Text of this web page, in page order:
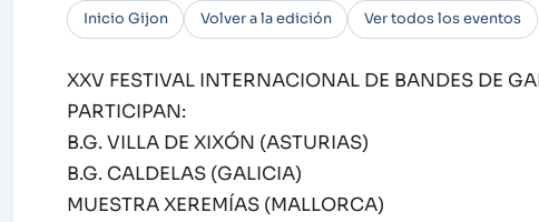
Inicio Gijon Volver a la edición Ver todos los eventos
XXV FESTIVAL INTERNACIONAL DE BANDES DE
PARTICIPAN:
B.G. VILLA DE XIXÓN (ASTURIAS)
B.G. CALDELAS (GALICIA)
MUESTRA XEREMÍAS (MALLORCA)